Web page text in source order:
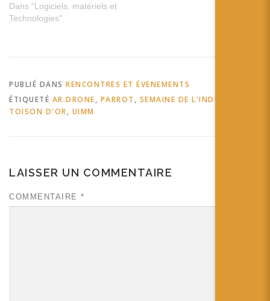
Dans "Logiciels, matériels et
Technologies"
PUBLIÉ DANS RENCONTRES ET ÉVENEMENTS
ÉTIQUETÉ AR.DRONE, PARROT , SEMAINE DE L'INDUSTRIE
TOISON D'OR, UIMM
LAISSER UN COMMENTAIRE
COMMENTAIRE *